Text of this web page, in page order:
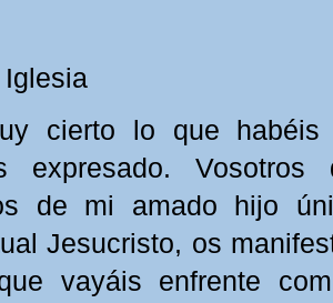
cierto lo que habéis
expresado.
de mi amado hijo
Jesucristo, os
vayáis enfrente